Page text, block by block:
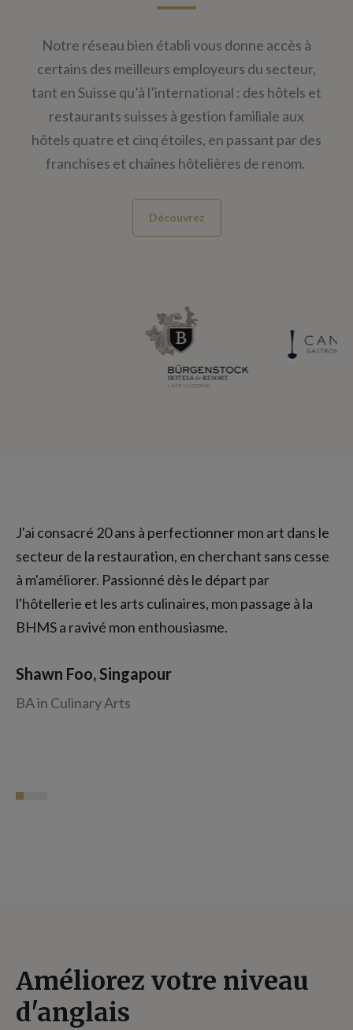
Notre réseau bien établi vous donne accès à
certains des meilleurs employeurs du secteur,
tant en Suisse qu’à l’international : des hôtels et
restaurants suisses à gestion familiale aux
hôtels quatre et cinq étoiles, en passant par des
franchises et chaînes hôtelières de renom.
Découvrez
J'ai consacré 20 ans à perfectionner mon art dans le
secteur de la restauration, en cherchant sans cesse
à m'améliorer. Passionné dès le départ par
l'hôtellerie et les arts culinaires, mon passage à la
BHMS a ravivé mon enthousiasme.
Shawn Foo, Singapour
BA in Culinary Arts
Améliorez votre niveau
d'anglais